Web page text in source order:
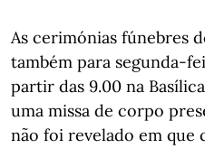
As cerimónias fúnebres
também para segunda-
partir das 9.00 na
uma missa de corpo
não foi revelado em que